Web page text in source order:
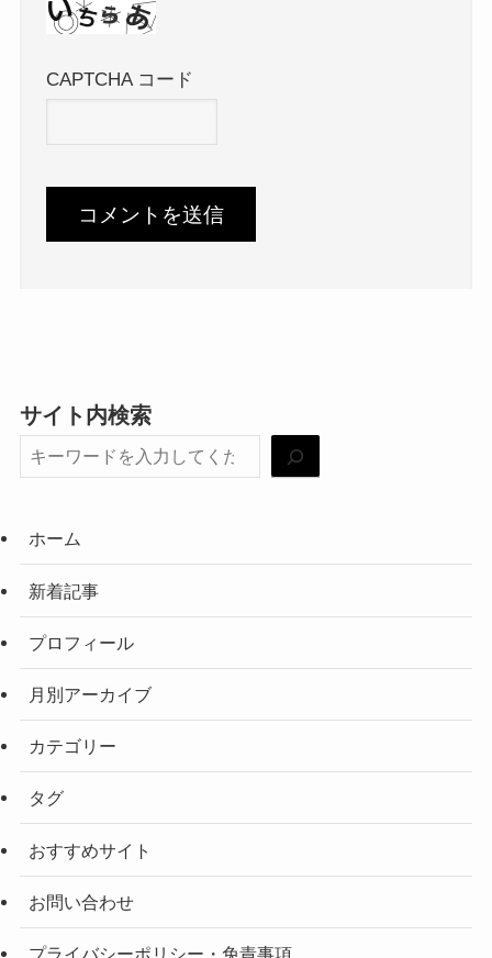
CAPTCHA コード
サイト内検索
ホーム
新着記事
プロフィール
月別アーカイブ
カテゴリー
タグ
おすすめサイト
お問い合わせ
プライバシーポリシー・免責事項